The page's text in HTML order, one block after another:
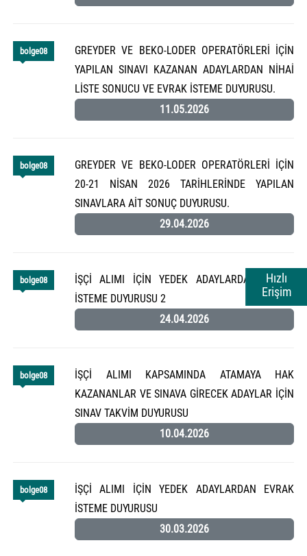
Hızlı
Erişim
bolge08
GREYDER VE BEKO-LODER OPERATÖRLERİ İÇİN
YAPILAN SINAVI KAZANAN ADAYLARDAN NİHAİ
LİSTE SONUCU VE EVRAK İSTEME DUYURUSU.
11.05.2026
bolge08
GREYDER VE BEKO-LODER OPERATÖRLERİ İÇİN
20-21 NİSAN 2026 TARİHLERİNDE YAPILAN
SINAVLARA AİT SONUÇ DUYURUSU.
29.04.2026
bolge08
İŞÇİ ALIMI İÇİN YEDEK ADAYLARDAN EVRAK
İSTEME DUYURUSU 2
24.04.2026
bolge08
İŞÇİ ALIMI KAPSAMINDA ATAMAYA HAK
KAZANANLAR VE SINAVA GİRECEK ADAYLAR İÇİN
SINAV TAKVİM DUYURUSU
10.04.2026
bolge08
İŞÇİ ALIMI İÇİN YEDEK ADAYLARDAN EVRAK
İSTEME DUYURUSU
30.03.2026